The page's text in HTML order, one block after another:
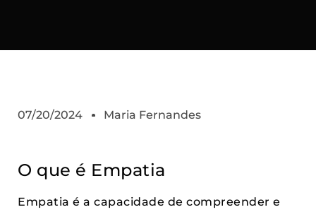
07/20/2024 Maria Fernandes
O que é Empatia
Empatia é a capacidade de compreender e